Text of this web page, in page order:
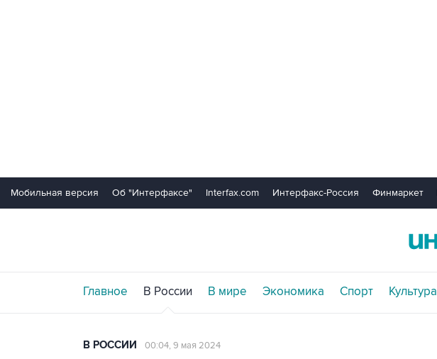
Мобильная версия Об "Интерфаксе" Interfax.com Интерфакс-Россия Финмаркет
Главное В России В мире Экономика Спорт Культура
В РОССИИ 00:04, 9 мая 2024